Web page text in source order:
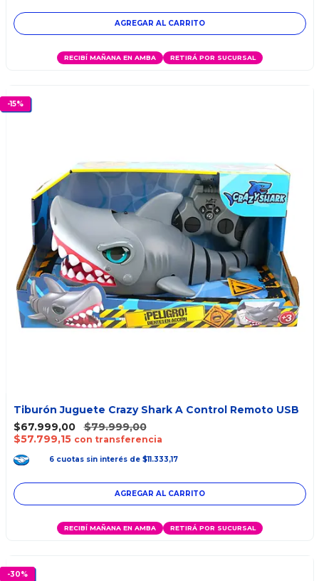
RECIBÍ MAÑANA EN AMBA RETIRÁ POR SUCURSAL
-15%
Tiburón Juguete Crazy Shark A Control Remoto USB
$67.999,00
$79.999,00
$57.799,15 con transferencia
6 cuotas sin interés de $11.333,17
RECIBÍ MAÑANA EN AMBA RETIRÁ POR SUCURSAL
-30%